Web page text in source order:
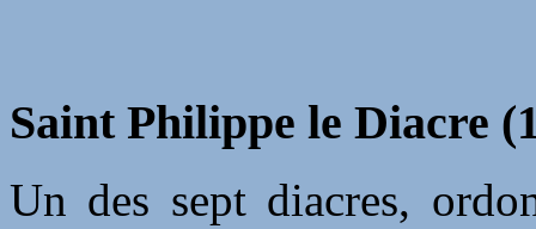
Saint Philippe le Diacre
Un des sept diacres,